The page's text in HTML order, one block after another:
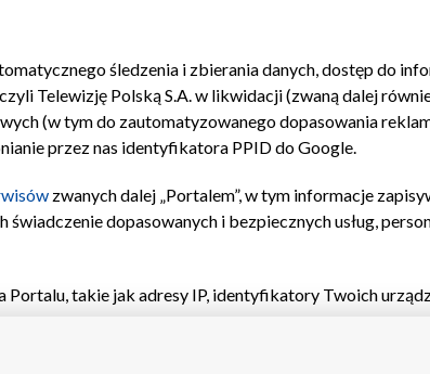
Pomoc Biuro reklamy Kontakt
śledzenia i zbierania danych, dostęp do
Telewizję Polską S.A. w likwidacji (zwaną dalej
(w tym do zautomatyzowanego dopasowania
przez nas identyfikatora PPID do Google.
zwanych dalej „Portalem”, w tym informacje
dopasowanych i bezpiecznych usług,
Portalu, takie jak adresy IP, identyfikatory Twoich
lub dostęp do nich, wyboru podstawowych reklam,